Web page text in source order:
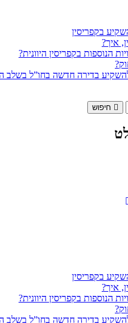
איך?
הנוספות בקפריסין היוונית?
חיפוש
איך?
הנוספות בקפריסין היוונית?